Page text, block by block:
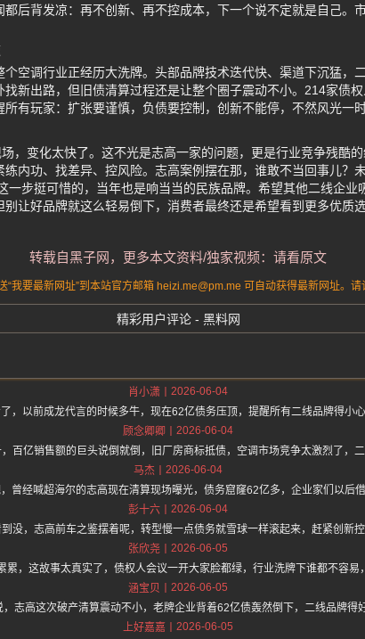
后背发凉：再不创新、再不控成本，下一个说不定就是自己。
空调行业正经历大洗牌。头部品牌技术迭代快、渠道下沉猛，
新出路，但旧债清算过程还是让整个圈子震动不小。214家债
有玩家：扩张要谨慎，负债要控制，创新不能停，不然风光一
场，变化太快了。这不光是志高一家的问题，更是行业竞争残酷
内功、找差异、控风险。志高案例摆在那，谁敢不当回事儿？
一步挺可惜的，当年也是响当当的民族品牌。希望其他二线企业
让好品牌就这么轻易倒下，消费者最终还是希望看到更多优质选
转载自黑子网，更多本文资料/独家视频：请看原文
我要最新网址”到本站官方邮箱 heizi.me@pm.me 可自动获得最新网址。请
精彩用户评论 - 黑料网
肖小潇
2026-06-04
，以前成龙代言的时候多牛，现在62亿债务压顶，提醒所有二线品牌得小
顾念卿卿
2026-06-04
百亿销售额的巨头说倒就倒，旧厂房商标抵债，空调市场竞争太激烈了，二
马杰
2026-06-04
曾经喊超海尔的志高现在清算现场曝光，债务窟窿62亿多，企业家们以后借
彭十六
2026-06-04
没，志高前车之鉴摆着呢，转型慢一点债务就雪球一样滚起来，赶紧创新控
张欣尧
2026-06-05
累，这故事太真实了，债权人会议一开大家脸都绿，行业洗牌下谁都不容易
涵宝贝
2026-06-05
志高这次破产清算震动不小，老牌企业背着62亿债轰然倒下，二线品牌得
上好嘉嘉
2026-06-05